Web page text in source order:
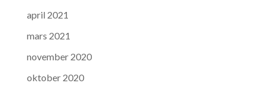
april 2021
mars 2021
november 2020
oktober 2020